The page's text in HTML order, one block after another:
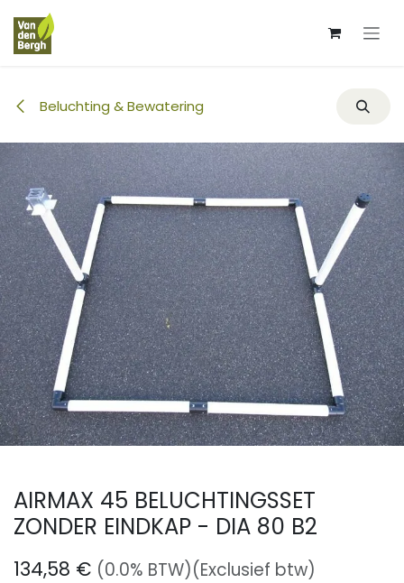
Overslaan naar inhoud
Beluchting & Bewatering
AIRMAX 45 BELUCHTINGSSET
ZONDER EINDKAP - DIA 80 B2
134,58 € (0.0% BTW)(Exclusief btw)